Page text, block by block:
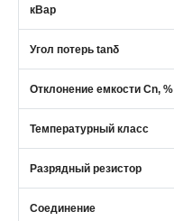
кВар
Угол потерь tanδ
Отклонение емкости Cn, %
Температурный класс
Разрядный резистор
Соединение